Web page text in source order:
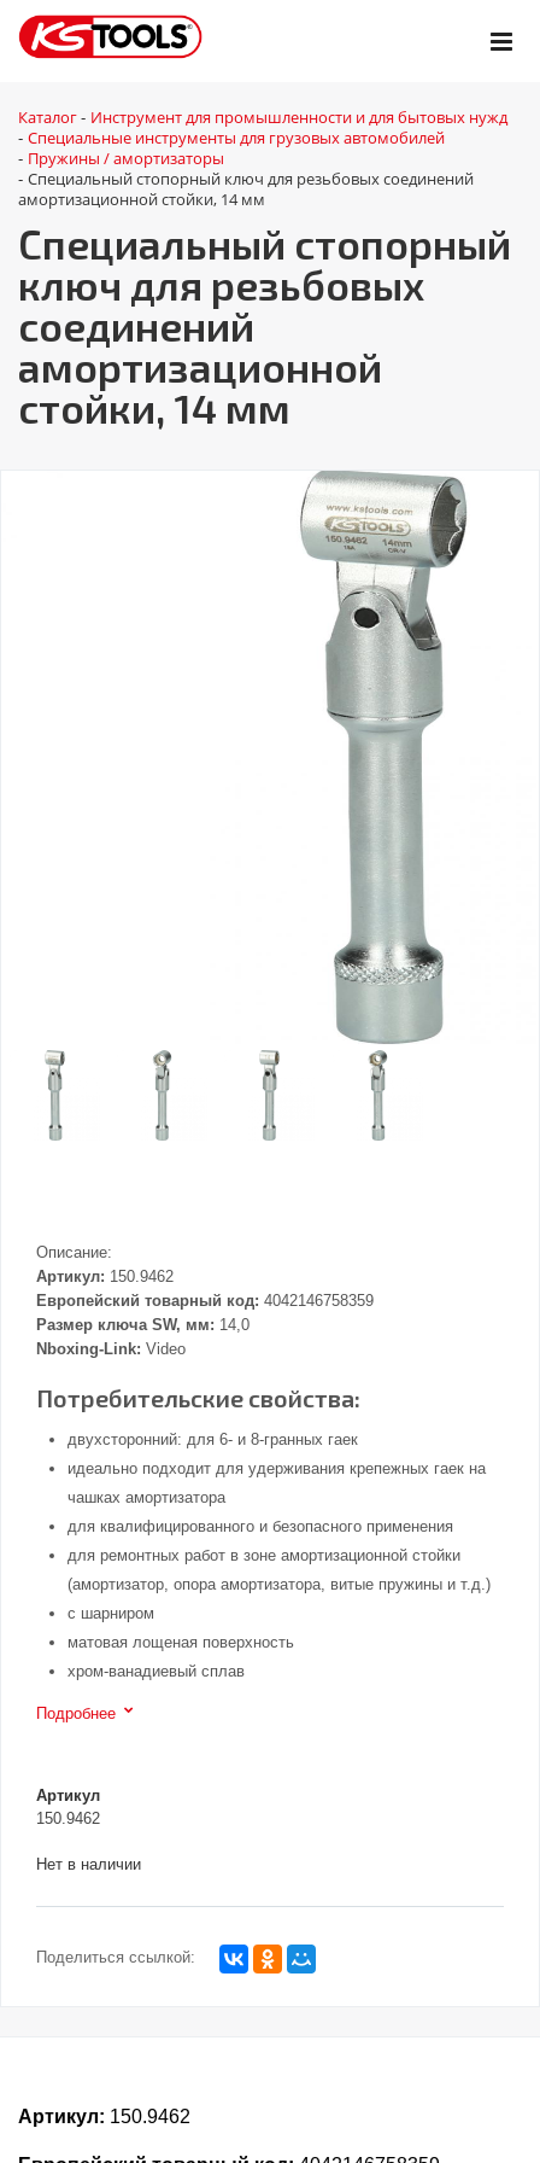
Каталог - Инструмент для промышленности и для бытовых нужд
- Специальные инструменты для грузовых автомобилей
- Пружины / амортизаторы
- Специальный стопорный ключ для резьбовых соединений
амортизационной стойки, 14 мм
Специальный стопорный
ключ для резьбовых
соединений
амортизационной
стойки, 14 мм
Описание:
Артикул: 150.9462
Европейский товарный код: 4042146758359
Размер ключа SW, мм: 14,0
Nboxing-Link: Video
Потребительские свойства:
двухсторонний: для 6- и 8-гранных гаек
идеально подходит для удерживания крепежных гаек на
чашках амортизатора
для квалифицированного и безопасного применения
для ремонтных работ в зоне амортизационной стойки
(амортизатор, опора амортизатора, витые пружины и т.д.)
с шарниром
матовая лощеная поверхность
хром-ванадиевый сплав
Подробнее
Артикул
150.9462
Нет в наличии
Поделиться ссылкой:
Артикул: 150.9462